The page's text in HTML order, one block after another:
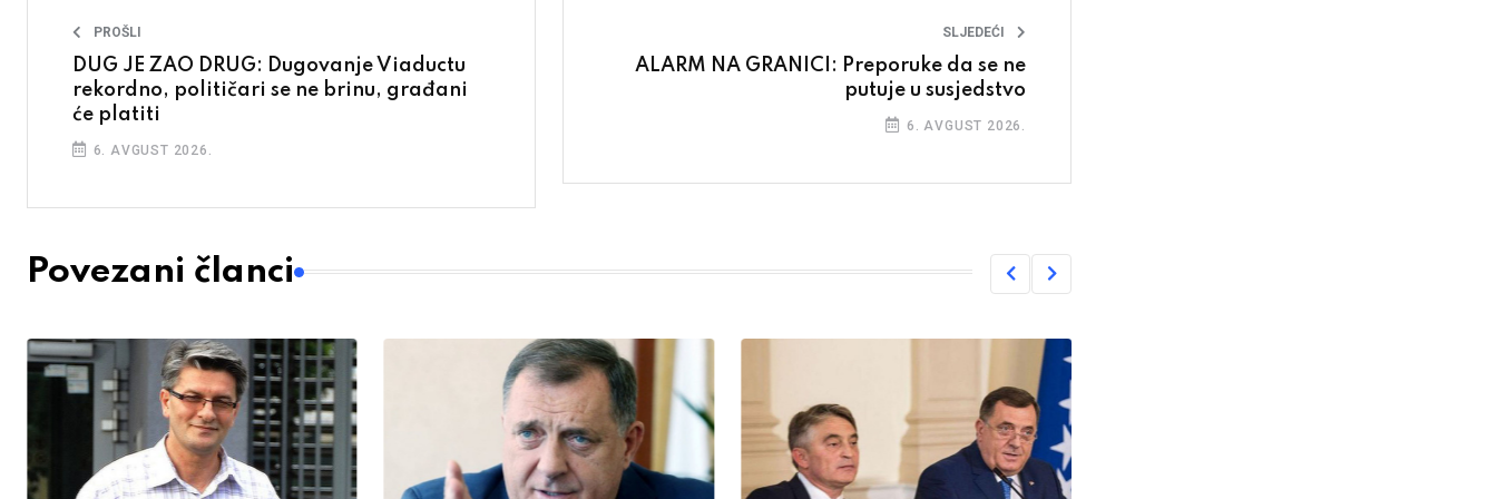
PROŠLI
DUG JE ZAO DRUG: Dugovanje Viaductu
rekordno, političari se ne brinu, građani
će platiti
6. AVGUST 2026.
SLJEDEĆI
ALARM NA GRANICI: Preporuke da se ne
putuje u susjedstvo
6. AVGUST 2026.
Povezani članci